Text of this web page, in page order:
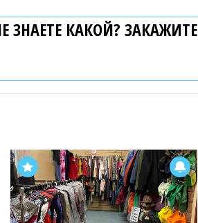
ЗНАЕТЕ КАКОЙ? ЗАКАЖИТЕ